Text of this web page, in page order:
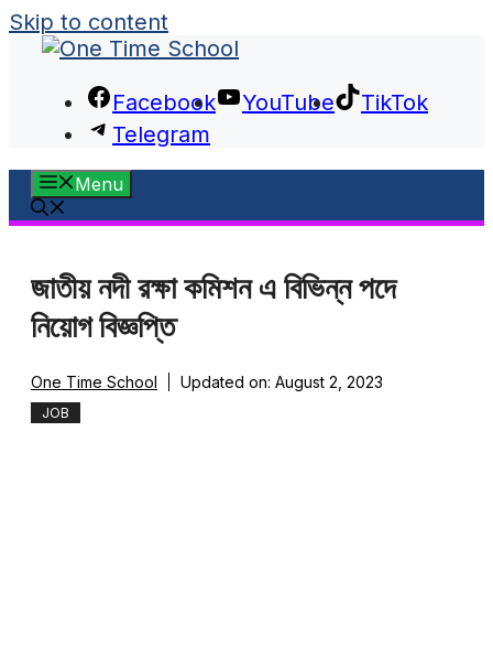
Skip to content
Facebook YouTube
TikTok
Telegram
Menu
জাতীয় নদী রক্ষা কমিশন এ বিভিন্ন পদে
নিয়োগ বিজ্ঞপ্তি
One Time School Updated on: August 2, 2023
JOB